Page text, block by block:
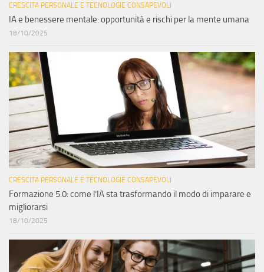
CRESCITA PERSONALE E TECNOLOGIE CONSAPEVOLI
IA e benessere mentale: opportunità e rischi per la mente umana
18/10/2025
CRESCITA PERSONALE E TECNOLOGIE CONSAPEVOLI
Formazione 5.0: come l’IA sta trasformando il modo di imparare e
migliorarsi
18/10/2025